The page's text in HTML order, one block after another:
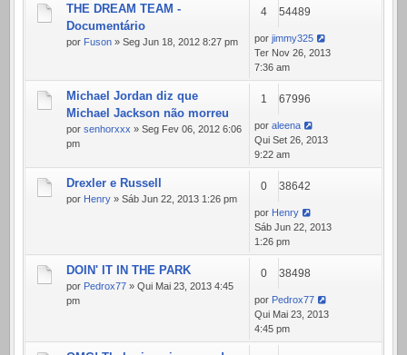
THE DREAM TEAM -
Documentário
por Fuson » Seg Jun 18, 2012 8:27 pm
4 54489
por jimmy325
Ter Nov 26, 2013
7:36 am
Michael Jordan diz que
Michael Jackson não morreu
por senhorxxx » Seg Fev 06, 2012 6:06
pm
1 67996
por aleena
Qui Set 26, 2013
9:22 am
Drexler e Russell
por Henry » Sáb Jun 22, 2013 1:26 pm
0 38642
por Henry
Sáb Jun 22, 2013
1:26 pm
DOIN' IT IN THE PARK
por Pedrox77 » Qui Mai 23, 2013 4:45
pm
0 38498
por Pedrox77
Qui Mai 23, 2013
4:45 pm